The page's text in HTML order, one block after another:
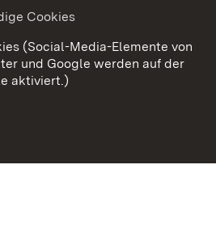
Cookies
Cookies
(Social-Media-Elemente von
und Google werden auf der
aktiviert.)